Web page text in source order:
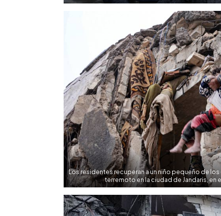
Los residentes recuperan a un niño pequeño de
terremoto en la ciudad de Jandaris, en